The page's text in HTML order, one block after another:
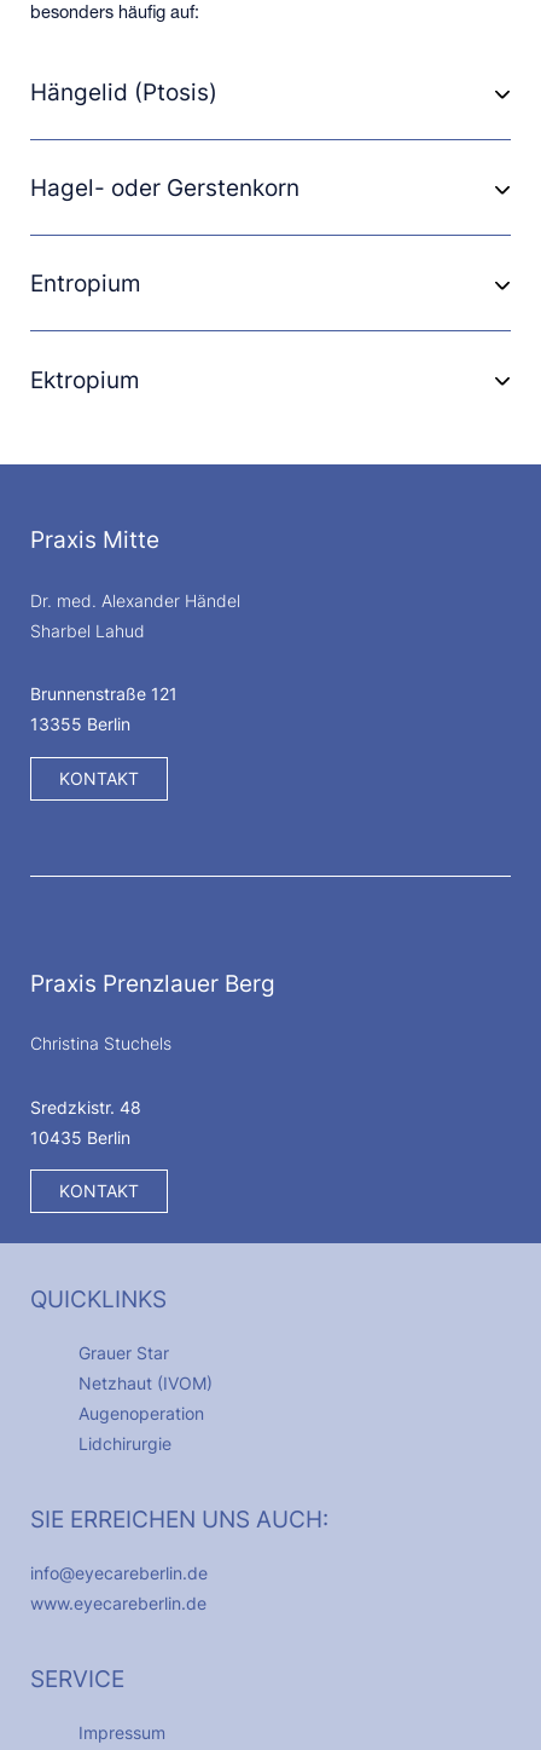
besonders häufig auf:
Hängelid (Ptosis)
Hagel- oder Gerstenkorn
Entropium
Ektropium
Praxis Mitte
Dr. med. Alexander Händel
Sharbel Lahud
Brunnenstraße 121
13355 Berlin
KONTAKT
Praxis Prenzlauer Berg
Christina Stuchels
Sredzkistr. 48
10435 Berlin
KONTAKT
QUICKLINKS
Grauer Star
Netzhaut (IVOM)
Augenoperation
Lidchirurgie
SIE ERREICHEN UNS AUCH:
info@eyecareberlin.de
www.eyecareberlin.de
SERVICE
Impressum